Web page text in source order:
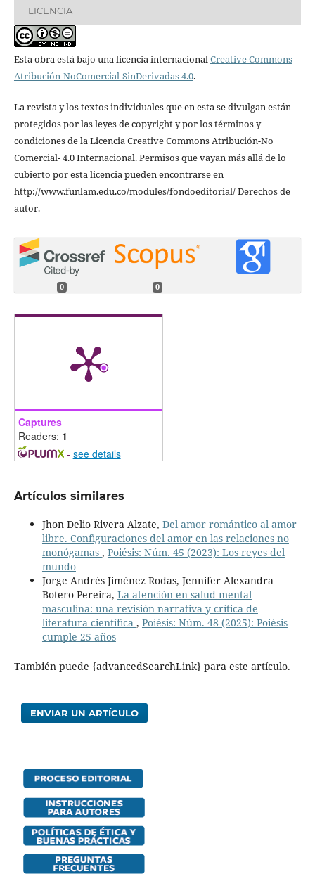
LICENCIA
Esta obra está bajo una licencia internacionalCreative Commons
Atribución-NoComercial-SinDerivadas 4.0.
La revista y los textos individuales que en esta se divulgan están
protegidos por las leyes de copyright y por los términos y
condiciones de la Licencia Creative Commons Atribución-No
Comercial- 4.0 Internacional. Permisos que vayan más allá de lo
cubierto por esta licencia pueden encontrarse en
http://www.funlam.edu.co/modules/fondoeditorial/ Derechos de
autor.
0 0
Captures
Readers: 1
- see details
Artículos similares
Jhon Delio Rivera Alzate, Del amor romántico al amor
libre. Configuraciones del amor en las relaciones no
monógamas , Poiésis: Núm. 45 (2023): Los reyes del
mundo
Jorge Andrés Jiménez Rodas, Jennifer Alexandra
Botero Pereira, La atención en salud mental
masculina: una revisión narrativa y crítica de
literatura científica , Poiésis: Núm. 48 (2025): Poiésis
cumple 25 años
También puede {advancedSearchLink} para este artículo.
ENVIAR UN ARTÍCULO